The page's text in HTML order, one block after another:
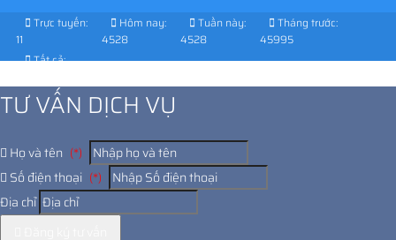
Trực tuyến:
11
Hôm nay:
4528
Tuần này:
4528
Tháng trước:
45995
Tất cả:
TƯ VẤN DỊCH VỤ
Họ và tên (*)
Số điện thoại (*)
Địa chỉ